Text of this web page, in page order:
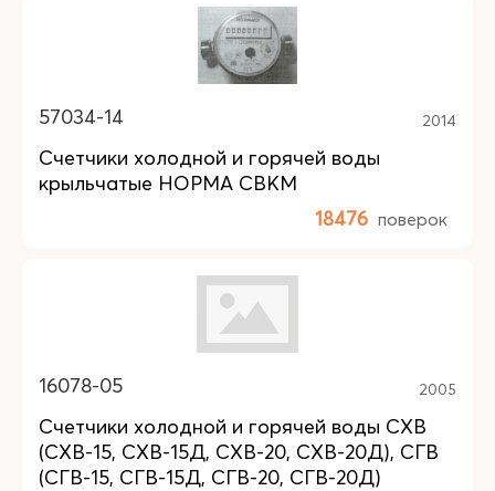
57034-14 2014
Счетчики холодной и горячей воды
крыльчатые НОРМА СВКМ
18476 поверок
16078-05 2005
Счетчики холодной и горячей воды СХВ
(СХВ-15, СХВ-15Д, СХВ-20, СХВ-20Д), СГВ
(СГВ-15, СГВ-15Д, СГВ-20, СГВ-20Д)